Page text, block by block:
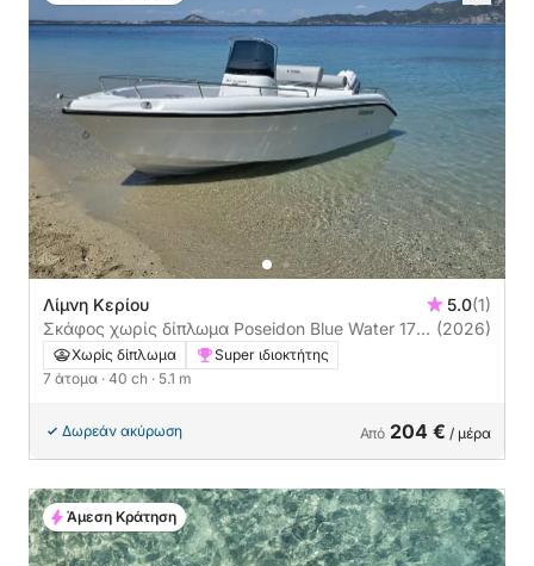
Λίμνη Κερίου 5.0(1)
Σκάφος χωρίς δίπλωμα Poseidon Blue Water 170
+ 40ch
(2026)
Χωρίς δίπλωμα
Super ιδιοκτήτης
7 άτομα · 40 ch · 5.1 m
Δωρεάν ακύρωση Από 204 € / μέρα
Άμεση Κράτηση